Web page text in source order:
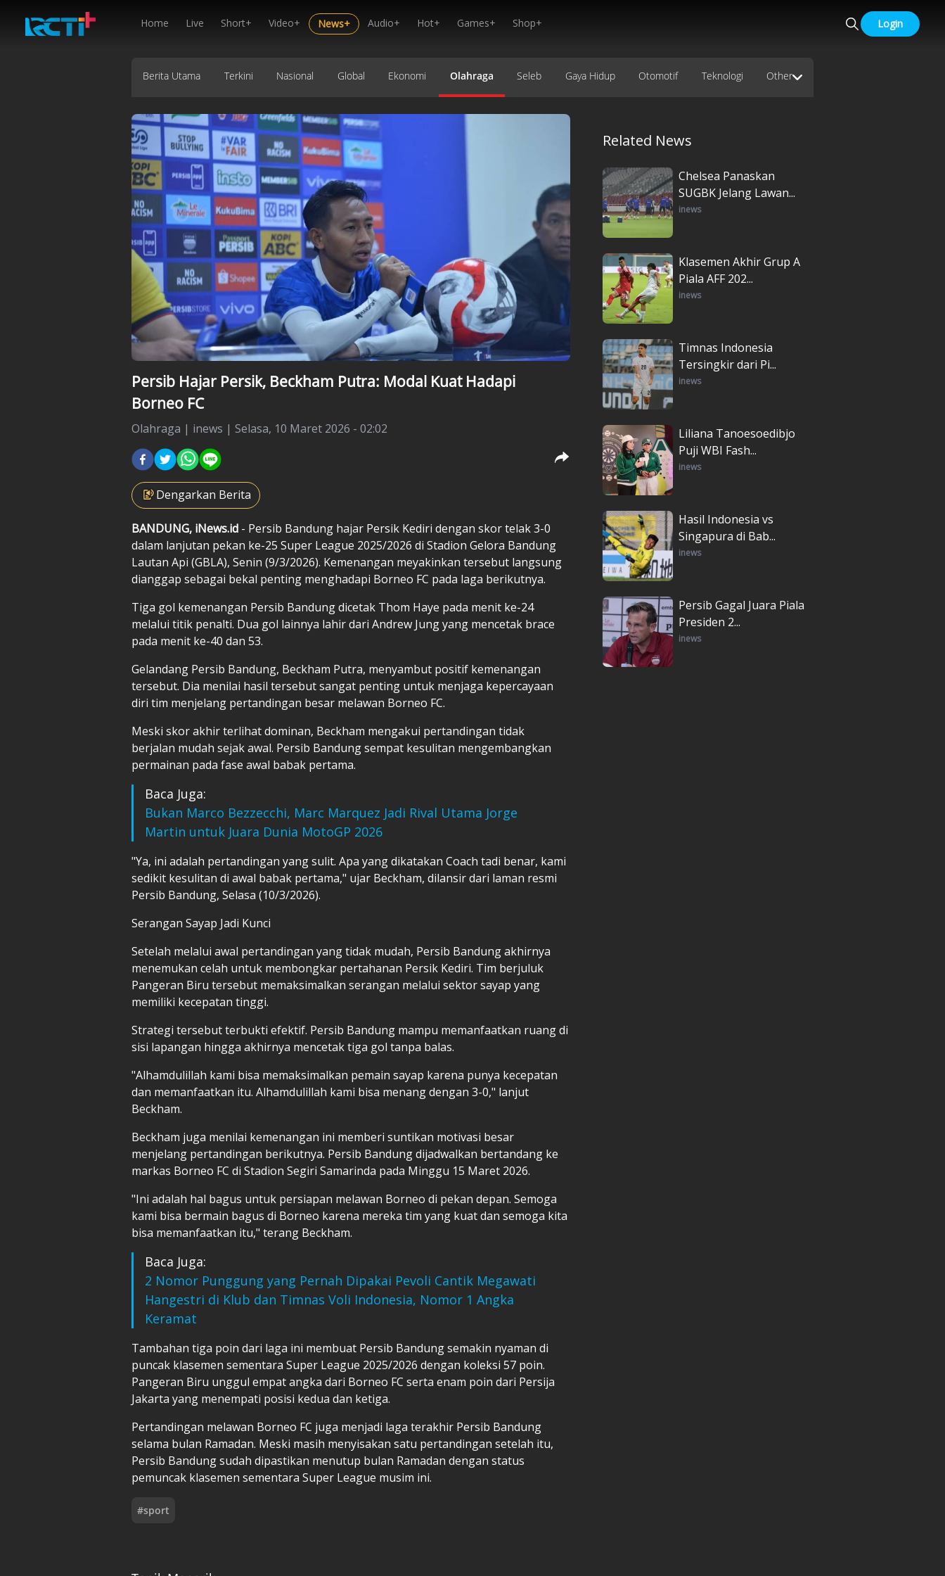
Home Live Short+ Video+ News+ Audio+ Hot+ Games+ Shop+ Login
Berita Utama Terkini Nasional Global Ekonomi Olahraga Seleb Gaya Hidup Otomotif Teknologi Other
Persib Hajar Persik, Beckham Putra: Modal Kuat Hadapi
Borneo FC
Olahraga | inews | Selasa, 10 Maret 2026 - 02:02
Dengarkan Berita
BANDUNG, iNews.id - Persib Bandung hajar Persik Kediri dengan skor telak 3-0
dalam lanjutan pekan ke-25 Super League 2025/2026 di Stadion Gelora Bandung
Lautan Api (GBLA), Senin (9/3/2026). Kemenangan meyakinkan tersebut langsung
dianggap sebagai bekal penting menghadapi Borneo FC pada laga berikutnya.
Tiga gol kemenangan Persib Bandung dicetak Thom Haye pada menit ke-24
melalui titik penalti. Dua gol lainnya lahir dari Andrew Jung yang mencetak brace
pada menit ke-40 dan 53.
Gelandang Persib Bandung, Beckham Putra, menyambut positif kemenangan
tersebut. Dia menilai hasil tersebut sangat penting untuk menjaga kepercayaan
diri tim menjelang pertandingan besar melawan Borneo FC.
Meski skor akhir terlihat dominan, Beckham mengakui pertandingan tidak
berjalan mudah sejak awal. Persib Bandung sempat kesulitan mengembangkan
permainan pada fase awal babak pertama.
Baca Juga:
Bukan Marco Bezzecchi, Marc Marquez Jadi Rival Utama Jorge
Martin untuk Juara Dunia MotoGP 2026
"Ya, ini adalah pertandingan yang sulit. Apa yang dikatakan Coach tadi benar, kami
sedikit kesulitan di awal babak pertama," ujar Beckham, dilansir dari laman resmi
Persib Bandung, Selasa (10/3/2026).
Serangan Sayap Jadi Kunci
Setelah melalui awal pertandingan yang tidak mudah, Persib Bandung akhirnya
menemukan celah untuk membongkar pertahanan Persik Kediri. Tim berjuluk
Pangeran Biru tersebut memaksimalkan serangan melalui sektor sayap yang
memiliki kecepatan tinggi.
Strategi tersebut terbukti efektif. Persib Bandung mampu memanfaatkan ruang di
sisi lapangan hingga akhirnya mencetak tiga gol tanpa balas.
"Alhamdulillah kami bisa memaksimalkan pemain sayap karena punya kecepatan
dan memanfaatkan itu. Alhamdulillah kami bisa menang dengan 3-0," lanjut
Beckham.
Beckham juga menilai kemenangan ini memberi suntikan motivasi besar
menjelang pertandingan berikutnya. Persib Bandung dijadwalkan bertandang ke
markas Borneo FC di Stadion Segiri Samarinda pada Minggu 15 Maret 2026.
"Ini adalah hal bagus untuk persiapan melawan Borneo di pekan depan. Semoga
kami bisa bermain bagus di Borneo karena mereka tim yang kuat dan semoga kita
bisa memanfaatkan itu," terang Beckham.
Baca Juga:
2 Nomor Punggung yang Pernah Dipakai Pevoli Cantik Megawati
Hangestri di Klub dan Timnas Voli Indonesia, Nomor 1 Angka
Keramat
Tambahan tiga poin dari laga ini membuat Persib Bandung semakin nyaman di
puncak klasemen sementara Super League 2025/2026 dengan koleksi 57 poin.
Pangeran Biru unggul empat angka dari Borneo FC serta enam poin dari Persija
Jakarta yang menempati posisi kedua dan ketiga.
Pertandingan melawan Borneo FC juga menjadi laga terakhir Persib Bandung
selama bulan Ramadan. Meski masih menyisakan satu pertandingan setelah itu,
Persib Bandung sudah dipastikan menutup bulan Ramadan dengan status
pemuncak klasemen sementara Super League musim ini.
#sport
Related News
Chelsea Panaskan
SUGBK Jelang Lawan...
inews
Klasemen Akhir Grup A
Piala AFF 202...
inews
Timnas Indonesia
Tersingkir dari Pi...
inews
Liliana Tanoesoedibjo
Puji WBI Fash...
inews
Hasil Indonesia vs
Singapura di Bab...
inews
Persib Gagal Juara Piala
Presiden 2...
inews